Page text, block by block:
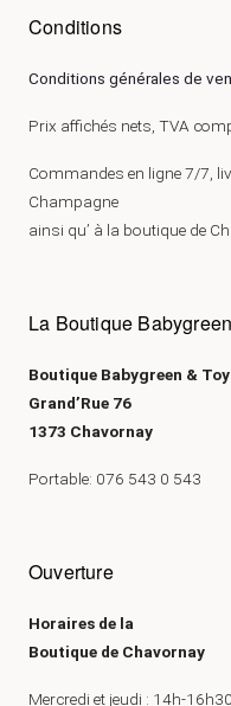
Conditions
Conditions générales de
Prix affichés nets, TVA
Commandes en ligne 7/7,
Champagne
ainsi qu’ à la boutique de
La Boutique Babygreen
Boutique Babygreen &
Grand’Rue 76
1373 Chavornay
Portable: 076 543 0 543
Ouverture
Horaires de la
Boutique de Chavornay
Mercredi et jeudi : 14h-16h30